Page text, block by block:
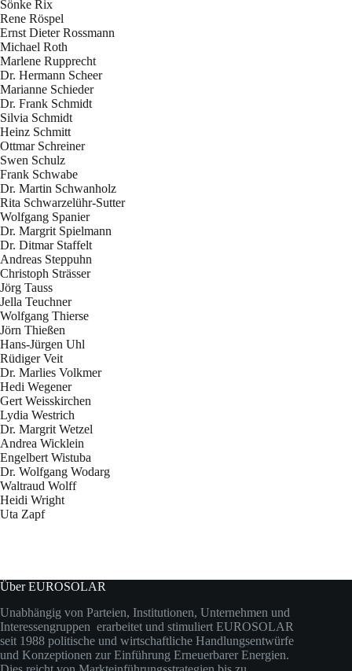
Sönke Rix
Rene Röspel
Ernst Dieter Rossmann
Michael Roth
Marlene Rupprecht
Dr. Hermann Scheer
Marianne Schieder
Dr. Frank Schmidt
Silvia Schmidt
Heinz Schmitt
Ottmar Schreiner
Swen Schulz
Frank Schwabe
Dr. Martin Schwanholz
Rita Schwarzelühr-Sutter
Wolfgang Spanier
Dr. Margrit Spielmann
Dr. Ditmar Staffelt
Andreas Steppuhn
Christoph Strässer
Jörg Tauss
Jella Teuchner
Wolfgang Thierse
Jörn Thießen
Hans-Jürgen Uhl
Rüdiger Veit
Dr. Marlies Volkmer
Hedi Wegener
Gert Weisskirchen
Lydia Westrich
Dr. Margrit Wetzel
Andrea Wicklein
Engelbert Wistuba
Dr. Wolfgang Wodarg
Waltraud Wolff
Heidi Wright
Uta Zapf
Über EUROSOLAR
Unabhängig von Parteien, Institutionen, Unternehmen und
Interessengruppen erarbeitet und stimuliert EUROSOLAR
seit 1988 politische und wirtschaftliche Handlungsentwürfe
und Konzeptionen zur Einführung Erneuerbarer Energien.